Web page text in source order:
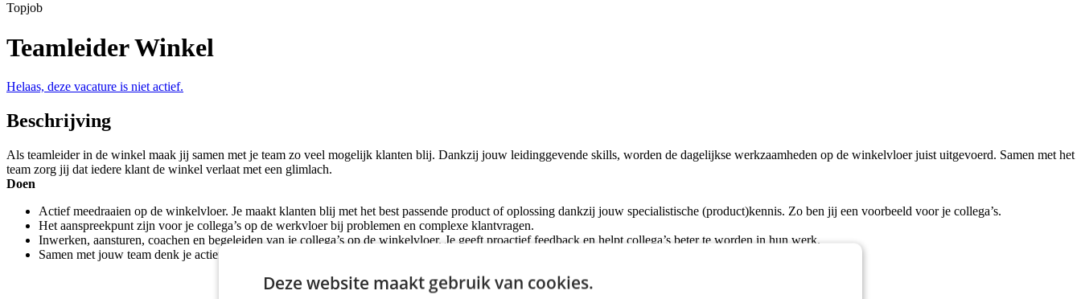
Topjob
Teamleider Winkel
Helaas, deze vacature is niet actief.
Beschrijving
Als teamleider in de winkel maak jij samen met je team zo veel mogelijk klanten blij. Dankzij jouw leidinggevende skills, worden de dagelijkse werkzaamheden op de winkelvloer juist uitgevoerd. Samen met het
team zorg jij dat iedere klant de winkel verlaat met een glimlach.
Doen
Actief meedraaien op de winkelvloer. Je maakt klanten blij met het best passende product of oplossing dankzij jouw specialistische (product)kennis. Zo ben jij een voorbeeld voor je collega’s.
Het aanspreekpunt zijn voor je collega’s op de werkvloer bij problemen en complexe klantvragen.
Inwerken, aansturen, coachen en begeleiden van je collega’s op de winkelvloer. Je geeft proactief feedback en helpt collega’s beter te worden in hun werk.
Samen met jouw team denk je actief mee om de Coolblue-winkel iedere dag een beetje beter te maken en deel jij jouw ideeën met de (Assistent) Storemanager.
Deze website maakt gebruik van cookies.